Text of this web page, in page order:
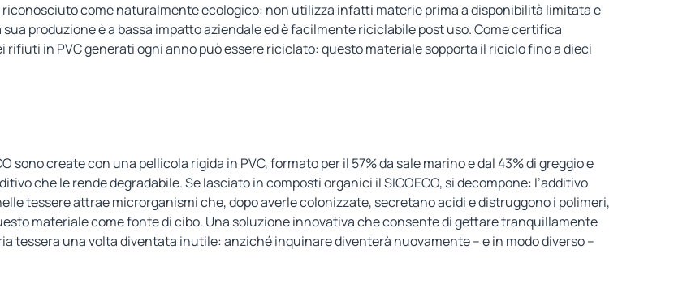
comenaturalmente ecologico: non utilizza infatti materie prima a disponibilità limitata e
produzione è a bassa impatto aziendale ed è facilmente riciclabile post uso. Come certifica
rifiuti in PVC generati ogni anno può essere riciclato: questo materiale sopporta il riciclo fino a dieci
sono create con una pellicola rigida in PVC, formato per il 57%da sale marino e dal 43% di greggio e
che le rende degradabile. Se lasciato in composti organici il SICOECO, si decompone: l’additivo
tessere attrae microrganismi che, dopo averle colonizzate, secretano acidi e distruggono i polimeri,
materiale come fonte di cibo. Una soluzione innovativa che consente di gettare tranquillamente
tessera una volta diventata inutile: anziché inquinare diventerà nuovamente – e in modo diverso –